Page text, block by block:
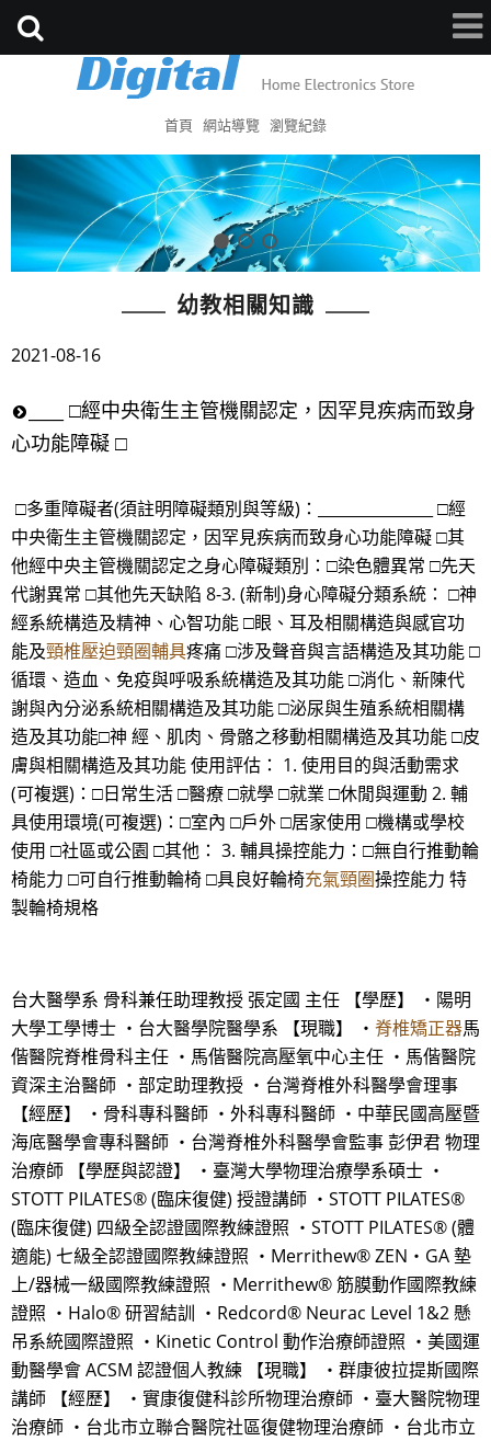
首頁 網站導覽 瀏覽紀錄
幼教相關知識
2021-08-16
____ □經中央衛生主管機關認定，因罕見疾病而致身
心功能障礙 □
□多重障礙者(須註明障礙類別與等級)：_______________ □經
中央衛生主管機關認定，因罕見疾病而致身心功能障礙 □其
他經中央主管機關認定之身心障礙類別：□染色體異常 □先天
代謝異常 □其他先天缺陷 8-3. (新制)身心障礙分類系統： □神
經系統構造及精神、心智功能 □眼、耳及相關構造與感官功
能及頸椎壓迫頸圈輔具疼痛 □涉及聲音與言語構造及其功能 □
循環、造血、免疫與呼吸系統構造及其功能 □消化、新陳代
謝與內分泌系統相關構造及其功能 □泌尿與生殖系統相關構
造及其功能□神 經、肌肉、骨骼之移動相關構造及其功能 □皮
膚與相關構造及其功能 使用評估： 1. 使用目的與活動需求
(可複選)：□日常生活 □醫療 □就學 □就業 □休閒與運動 2. 輔
具使用環境(可複選)：□室內 □戶外 □居家使用 □機構或學校
使用 □社區或公園 □其他： 3. 輔具操控能力：□無自行推動輪
椅能力 □可自行推動輪椅 □具良好輪椅充氣頸圈操控能力 特
製輪椅規格
台大醫學系 骨科兼任助理教授 張定國 主任 【學歷】 ・陽明
大學工學博士 ・台大醫學院醫學系 【現職】 ・ 脊椎矯正器馬
偕醫院脊椎骨科主任 ・馬偕醫院高壓氧中心主任 ・馬偕醫院
資深主治醫師 ・部定助理教授 ・台灣脊椎外科醫學會理事
【經歷】 ・骨科專科醫師 ・外科專科醫師 ・中華民國高壓暨
海底醫學會專科醫師 ・台灣脊椎外科醫學會監事 彭伊君 物理
治療師 【學歷與認證】 ・臺灣大學物理治療學系碩士 ・
STOTT PILATES® (臨床復健) 授證講師 ・STOTT PILATES®
(臨床復健) 四級全認證國際教練證照 ・STOTT PILATES® (體
適能) 七級全認證國際教練證照 ・Merrithew® ZEN‧GA 墊
上/器械一級國際教練證照 ・Merrithew® 筋膜動作國際教練
證照 ・Halo® 研習結訓 ・Redcord® Neurac Level 1&2 懸
吊系統國際證照 ・Kinetic Control 動作治療師證照 ・美國運
動醫學會 ACSM 認證個人教練 【現職】 ・群康彼拉提斯國際
講師 【經歷】 ・實康復健科診所物理治療師 ・臺大醫院物理
治療師 ・台北市立聯合醫院社區復健物理治療師 ・台北市立